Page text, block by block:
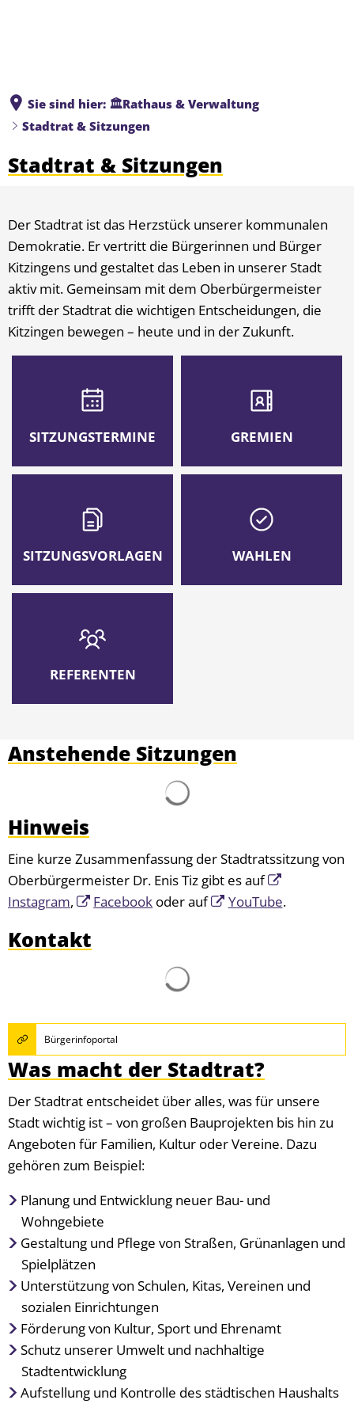
Sie sind hier: 🏛️Rathaus & Verwaltung
Stadtrat & Sitzungen
Stadtrat & Sitzungen
Der Stadtrat ist das Herzstück unserer kommunalen
Demokratie. Er vertritt die Bürgerinnen und Bürger
Kitzingens und gestaltet das Leben in unserer Stadt
aktiv mit. Gemeinsam mit dem Oberbürgermeister
trifft der Stadtrat die wichtigen Entscheidungen, die
Kitzingen bewegen – heute und in der Zukunft.
SITZUNGSTERMINE GREMIEN
SITZUNGSVORLAGEN WAHLEN
REFERENTEN
Anstehende Sitzungen
Hinweis
Eine kurze Zusammenfassung der Stadtratssitzung von
Oberbürgermeister Dr. Enis Tiz gibt es auf
Instagram, Facebook oder auf YouTube.
Kontakt
Bürgerinfoportal
Was macht der Stadtrat?
Der Stadtrat entscheidet über alles, was für unsere
Stadt wichtig ist – von großen Bauprojekten bis hin zu
Angeboten für Familien, Kultur oder Vereine. Dazu
gehören zum Beispiel:
Planung und Entwicklung neuer Bau- und
Wohngebiete
Gestaltung und Pflege von Straßen, Grünanlagen und
Spielplätzen
Unterstützung von Schulen, Kitas, Vereinen und
sozialen Einrichtungen
Förderung von Kultur, Sport und Ehrenamt
Schutz unserer Umwelt und nachhaltige
Stadtentwicklung
Aufstellung und Kontrolle des städtischen Haushalts